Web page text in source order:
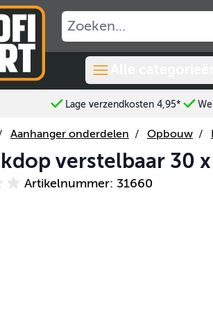
Lage verzendkosten 4,95*
Aanhanger onderdelen / Opbouw /
verstelbaar 30
Artikelnummer: 31660